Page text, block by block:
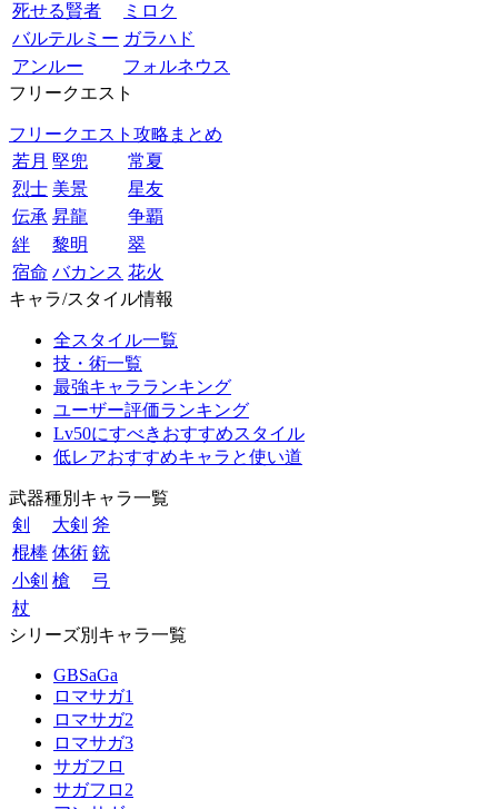
死せる賢者
ミロク
バルテルミー ガラハド
アンルー
フォルネウス
フリークエスト
フリークエスト攻略まとめ
若月 堅兜
常夏
烈士 美景
星友
伝承 昇龍
争覇
絆
黎明
翠
宿命 バカンス 花火
キャラ/スタイル情報
全スタイル一覧
技・術一覧
最強キャラランキング
ユーザー評価ランキング
Lv50にすべきおすすめスタイル
低レアおすすめキャラと使い道
武器種別キャラ一覧
剣
大剣 斧
棍棒 体術 銃
小剣 槍
弓
杖
シリーズ別キャラ一覧
GBSaGa
ロマサガ1
ロマサガ2
ロマサガ3
サガフロ
サガフロ2